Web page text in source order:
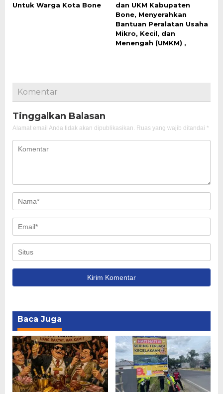
Untuk Warga Kota Bone
dan UKM Kabupaten
Bone, Menyerahkan
Bantuan Peralatan Usaha
Mikro, Kecil, dan
Menengah (UMKM) ,
Komentar
Tinggalkan Balasan
Alamat email Anda tidak akan dipublikasikan. Ruas yang wajib ditandai *
Baca Juga